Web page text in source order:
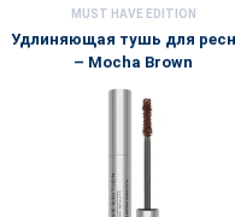
MUST HAVE EDITION
Удлиняющая тушь для
– Mocha Brown